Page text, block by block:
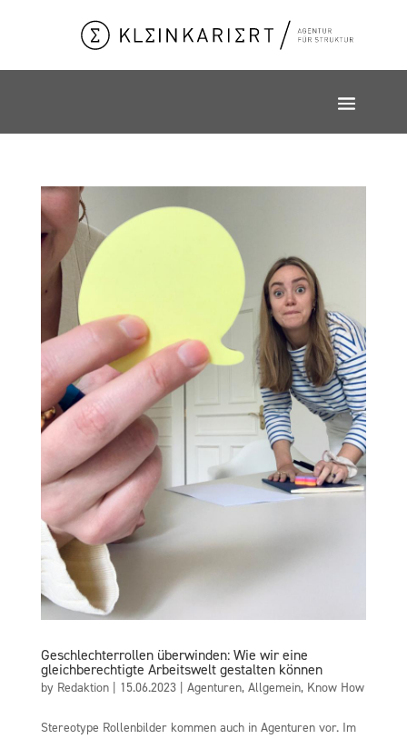
Geschlechterrollen überwinden: Wie wir eine
gleichberechtigte Arbeitswelt gestalten können
by Redaktion| 15.06.2023| Agenturen, Allgemein, Know How
Stereotype Rollenbilder kommen auch in Agenturen vor. Im